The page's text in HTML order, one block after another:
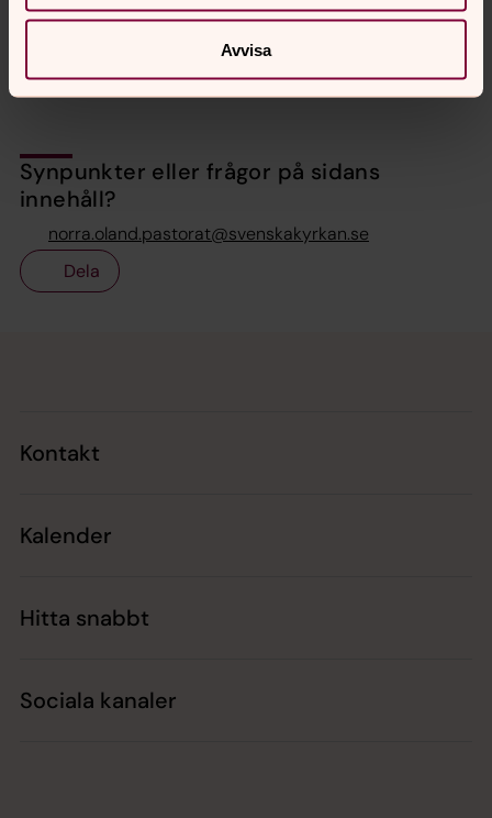
Avvisa
INSTAGRAM
Följ Svenskakyrkannorraoland på Instagram
Synpunkter eller frågor på sidans
innehåll?
norra.oland.pastorat@svenskakyrkan.se
Dela
Kontakt
Kalender
Hitta snabbt
Sociala kanaler